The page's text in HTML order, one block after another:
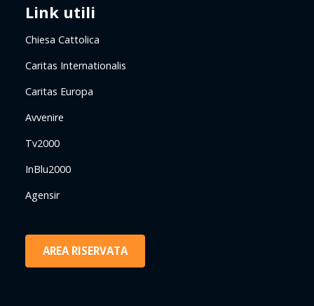
Link utili
Chiesa Cattolica
Caritas Internationalis
Caritas Europa
Avvenire
Tv2000
InBlu2000
Agensir
AREA RISERVATA